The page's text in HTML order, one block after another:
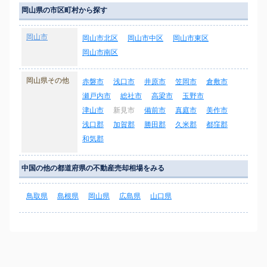
岡山県の市区町村から探す
岡山市 岡山市北区 岡山市中区
岡山市東区
岡山市南区
岡山県その他 赤磐市 浅口市 井原市 笠岡市
倉敷市
瀬戸内市
総社市 高梁市
玉野市
津山市
新見市 備前市 真庭市
美作市
浅口郡
加賀郡 勝田郡 久米郡
都窪郡
和気郡
中国の他の都道府県の不動産売却相場をみる
鳥取県 島根県 岡山県 広島県 山口県